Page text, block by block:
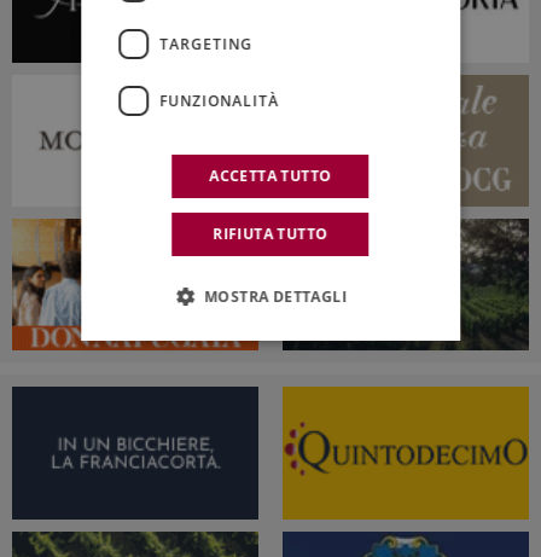
TARGETING
FUNZIONALITÀ
ACCETTA TUTTO
RIFIUTA TUTTO
MOSTRA DETTAGLI